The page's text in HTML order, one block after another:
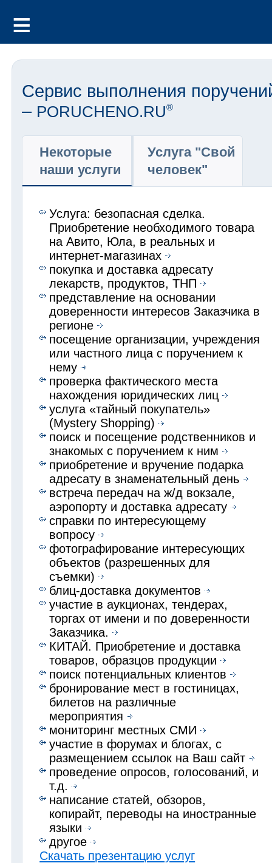
Сервис выполнения
– PORUCHENO.RU®
Некоторые
наши услуги
Услуга "Свой
человек"
Услуга: безопасная сделка.
Приобретение необходимого товара
на Авито, Юла, в реальных и
интернет-магазинах
покупка и доставка адресату
лекарств, продуктов, ТНП
представление на основании
доверенности интересов Заказчика в
регионе
посещение организации, учреждения
или частного лица с поручением к
нему
проверка фактического места
нахождения юридических лиц
услуга «тайный покупатель»
(Mystery Shopping)
поиск и посещение родственников и
знакомых с поручением к ним
приобретение и вручение подарка
адресату в знаменательный день
встреча передач на ж/д вокзале,
аэропорту и доставка адресату
справки по интересующему
вопросу
фотографирование интересующих
объектов (разрешенных для
съемки)
блиц-доставка документов
участие в аукционах, тендерах,
торгах от имени и по доверенности
Заказчика.
КИТАЙ. Приобретение и доставка
товаров, образцов продукции
поиск потенциальных клиентов
бронирование мест в гостиницах,
билетов на различные
мероприятия
мониторинг местных СМИ
участие в форумах и блогах, с
размещением ссылок на Ваш сайт
проведение опросов, голосований, и
т.д.
написание статей, обзоров,
копирайт, переводы на иностранные
языки
другое
Скачать презентацию услуг